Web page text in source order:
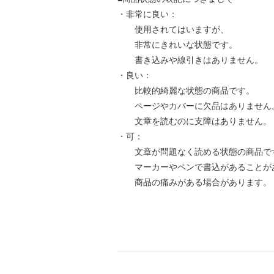
・非常に良い：
使用されてはいますが、
非常にきれいな状態です。
書き込みや線引きはありません。
・良い：
比較的綺麗な状態の商品です。
ページやカバーに欠品はありません
文章を読むのに支障はありません。
・可：
文章が問題なく読める状態の商品で
マーカーやペンで書込があることが
商品の痛みがある場合があります。